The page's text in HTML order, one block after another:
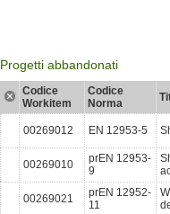
Progetti abbandonati
Codice
Workitem
Codice
Norma
00269012 EN 12953-5
00269010
prEN 12953-
9
00269021
prEN 12952-
11